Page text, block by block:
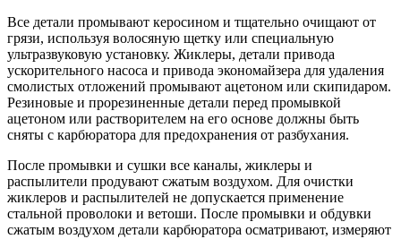
Все детали промывают керосином и тщательно очищают от
грязи, используя волосяную щетку или специальную
ультразвуковую установку. Жиклеры, детали привода
ускорительного насоса и привода экономайзера для удаления
смолистых отложений промывают ацетоном или скипидаром.
Резиновые и прорезиненные детали перед промывкой
ацетоном или растворителем на его основе должны быть
сняты с карбюратора для предохранения от разбухания.
После промывки и сушки все каналы, жиклеры и
распылители продувают сжатым воздухом. Для очистки
жиклеров и распылителей не допускается применение
стальной проволоки и ветоши. После промывки и обдувки
сжатым воздухом детали карбюратора осматривают, измеряют